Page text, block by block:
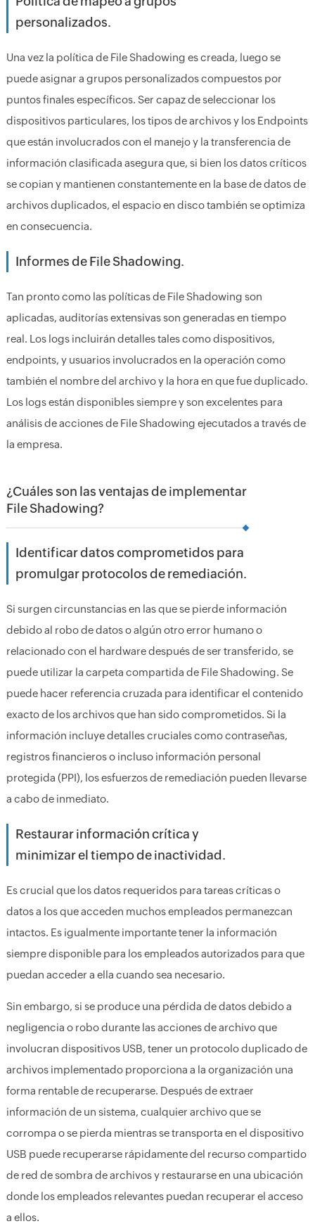
personalizados.
Una vez la política de File Shadowing es creada, luego se
puede asignar a grupos personalizados compuestos por
puntos finales específicos. Ser capaz de seleccionar los
dispositivos particulares, los tipos de archivos y los Endpoints
que están involucrados con el manejo y la transferencia de
información clasificada asegura que, si bien los datos críticos
se copian y mantienen constantemente en la base de datos de
archivos duplicados, el espacio en disco también se optimiza
en consecuencia.
Informes de File Shadowing.
Tan pronto como las políticas de File Shadowing son
aplicadas, auditorías extensivas son generadas en tiempo
real. Los logs incluirán detalles tales como dispositivos,
endpoints, y usuarios involucrados en la operación como
también el nombre del archivo y la hora en que fue duplicado.
Los logs están disponibles siempre y son excelentes para
análisis de acciones de File Shadowing ejecutados a través de
la empresa.
¿Cuáles son las ventajas de implementar
File Shadowing?
Identificar datos comprometidos para
promulgar protocolos de remediación.
Si surgen circunstancias en las que se pierde información
debido al robo de datos o algún otro error humano o
relacionado con el hardware después de ser transferido, se
puede utilizar la carpeta compartida de File Shadowing. Se
puede hacer referencia cruzada para identificar el contenido
exacto de los archivos que han sido comprometidos. Si la
información incluye detalles cruciales como contraseñas,
registros financieros o incluso información personal
protegida (PPI), los esfuerzos de remediación pueden llevarse
a cabo de inmediato.
Restaurar información crítica y
minimizar el tiempo de inactividad.
Es crucial que los datos requeridos para tareas críticas o
datos a los que acceden muchos empleados permanezcan
intactos. Es igualmente importante tener la información
siempre disponible para los empleados autorizados para que
puedan acceder a ella cuando sea necesario.
Sin embargo, si se produce una pérdida de datos debido a
negligencia o robo durante las acciones de archivo que
involucran dispositivos USB, tener un protocolo duplicado de
archivos implementado proporciona a la organización una
forma rentable de recuperarse. Después de extraer
información de un sistema, cualquier archivo que se
corrompa o se pierda mientras se transporta en el dispositivo
USB puede recuperarse rápidamente del recurso compartido
de red de sombra de archivos y restaurarse en una ubicación
donde los empleados relevantes puedan recuperar el acceso
a ellos.